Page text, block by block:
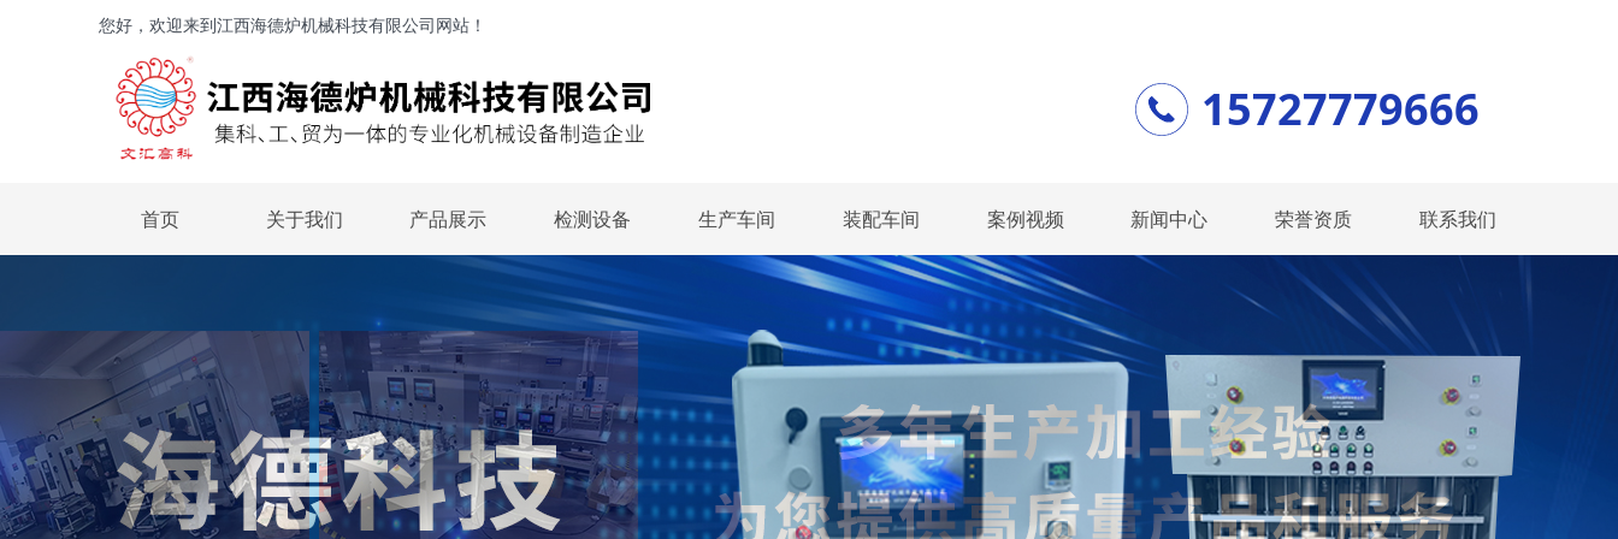
您好，欢迎来到江西海德炉机械科技有限公司网站！
15727779666
首页 关于我们 产品展示 检测设备 生产车间 装配车间 案例视频 新闻中心 荣誉资质 联系我们